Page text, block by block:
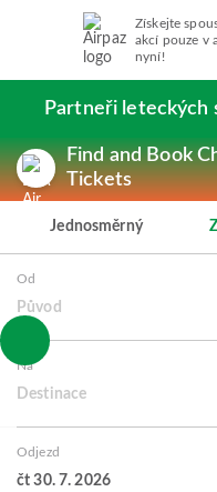
Získejte
akcí pouze v
nyní!
Partneři leteckých
Find and Book
Tickets
Jednosměrný
Od
Původ
Na
Destinace
Odjezd
čt 30. 7. 2026